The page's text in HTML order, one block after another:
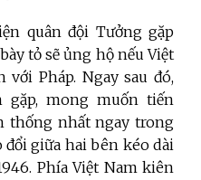
quân đội Tưởng gặp
tỏ sẽ ủng hộ nếu Việt
với Pháp. Ngay sau đó,
gặp, mong muốn tiến
thống nhất ngay trong
đổi giữa hai bên kéo dài
Phía Việt Nam kiên